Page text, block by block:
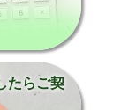
たらご契